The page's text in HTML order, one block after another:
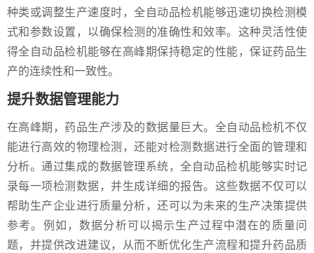
种类或调整生产速度时，全自动品检机能够迅速切换检测模
式和参数设置，以确保检测的准确性和效率。这种灵活性使
得全自动品检机能够在高峰期保持稳定的性能，保证药品生
产的连续性和一致性。
提升数据管理能力
在高峰期，药品生产涉及的数据量巨大。全自动品检机不仅
能进行高效的物理检测，还能对检测数据进行全面的管理和
分析。通过集成的数据管理系统，全自动品检机能够实时记
录每一项检测数据，并生成详细的报告。这些数据不仅可以
帮助生产企业进行质量分析，还可以为未来的生产决策提供
参考。例如，数据分析可以揭示生产过程中潜在的质量问
题，并提供改进建议，从而不断优化生产流程和提升药品质